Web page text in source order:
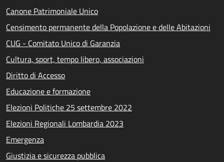
Canone Patrimoniale Unico
Censimento permanente della Popolazione e delle Abitazioni
CUG - Comitato Unico di Garanzia
Cultura, sport, tempo libero, associazioni
Diritto di Accesso
Educazione e formazione
Elezioni Politiche 25 settembre 2022
Elezioni Regionali Lombardia 2023
Emergenza
Giustizia e sicurezza pubblica